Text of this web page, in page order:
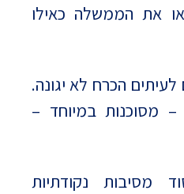
את הממשלה כאילו
הכרח לא יגונה.
– מסוכנות במיוחד –
מסיבות נקודתיות